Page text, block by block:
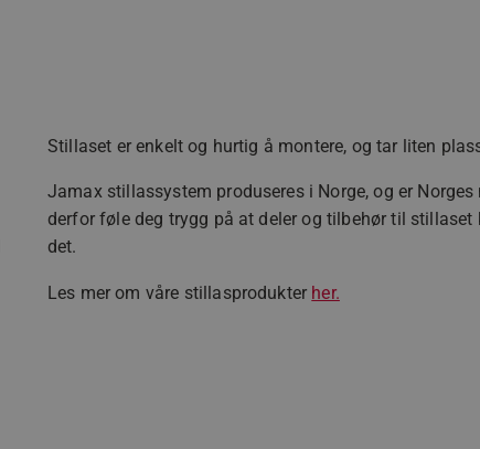
Stillaset er enkelt og hurtig å montere, og tar liten
Jamax stillassystem produseres i Norge, og er
derfor føle deg trygg på at deler og tilbehør til stillaset
det.
Les mer om våre stillasprodukter her.